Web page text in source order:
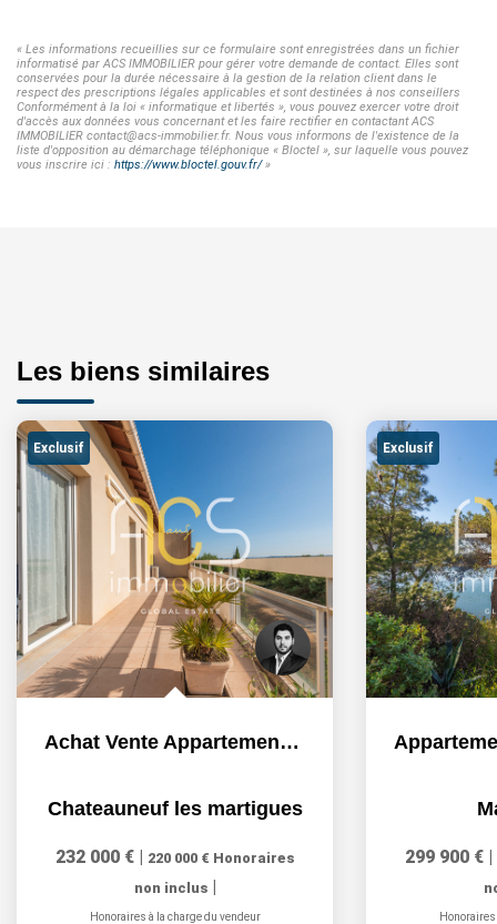
« Les informations recueillies sur ce formulaire sont enregistrées dans un fichier
informatisé par ACS IMMOBILIER pour gérer votre demande de contact. Elles sont
conservées pour la durée nécessaire à la gestion de la relation client dans le
respect des prescriptions légales applicables et sont destinées à nos conseillers
Conformément à la loi « informatique et libertés », vous pouvez exercer votre droit
d'accès aux données vous concernant et les faire rectifier en contactant ACS
IMMOBILIER contact@acs-immobilier.fr. Nous vous informons de l'existence de la
liste d'opposition au démarchage téléphonique « Bloctel », sur laquelle vous pouvez
vous inscrire ici : https://www.bloctel.gouv.fr/»
Les biens similaires
Exclusif
Achat Vente Appartement Chateauneuf Les Martigues 3...
Chateauneuf les martigues
232 000 € | 220 000 € Honoraires
non inclus |
Honoraires à la charge du vendeur
Exclusif
299 900 € |